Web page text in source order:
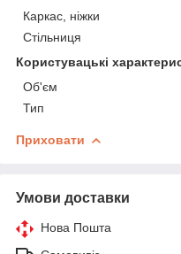
Каркас, ніжки
Стільниця
Користувацькі
Об'єм
Тип
Приховати
Умови доставки
Нова Пошта